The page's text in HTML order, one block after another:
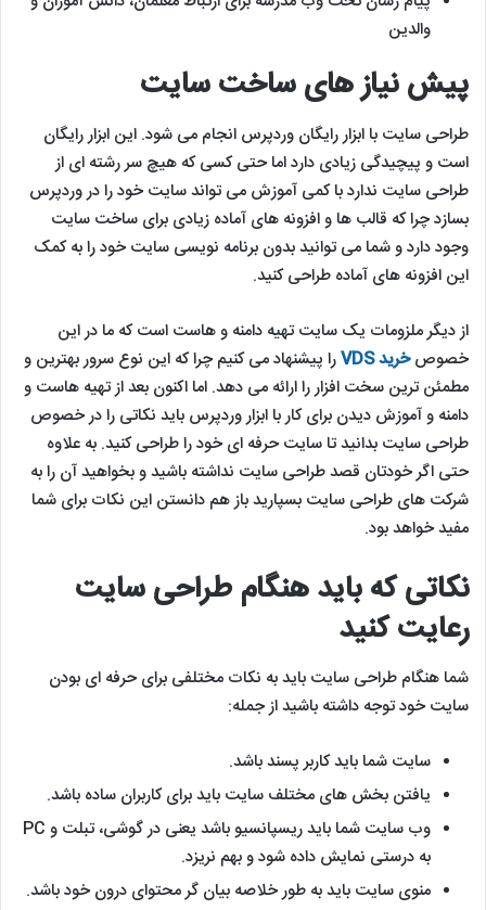
والدین
پیش نیاز های ساخت سایت
طراحی سایت با ابزار رایگان وردپرس انجام می شود. این ابزار رایگان
است و پیچیدگی زیادی دارد اما حتی کسی که هیچ سر رشته ای از
طراحی سایت ندارد با کمی آموزش می تواند سایت خود را در وردپرس
بسازد چرا که قالب ها و افزونه های آماده زیادی برای ساخت سایت
وجود دارد و شما می توانید بدون برنامه نویسی سایت خود را به کمک
این افزونه های آماده طراحی کنید.
از دیگر ملزومات یک سایت تهیه دامنه و هاست است که ما در این
خصوصخرید VDS
را پیشنهاد می کنیم چرا که این نوع سرور بهترین و
مطمئن ترین سخت افزار را ارائه می دهد. اما اکنون بعد از تهیه هاست و
دامنه و آموزش دیدن برای کار با ابزار وردپرس باید نکاتی را در خصوص
طراحی سایت بدانید تا سایت حرفه ای خود را طراحی کنید. به علاوه
حتی اگر خودتان قصد طراحی سایت نداشته باشید و بخواهید آن را به
شرکت های طراحی سایت بسپارید باز هم دانستن این نکات برای شما
مفید خواهد بود.
نکاتی که باید هنگام طراحی سایت
رعایت کنید
شما هنگام طراحی سایت باید به نکات مختلفی برای حرفه ای بودن
سایت خود توجه داشته باشید از جمله:
سایت شما باید کاربر پسند باشد.
یافتن بخش های مختلف سایت باید برای کاربران ساده باشد.
وب سایت شما باید ریسپانسیو باشد یعنی در گوشی، تبلت و PC
به درستی نمایش داده شود و بهم نریزد.
منوی سایت باید به طور خلاصه بیان گر محتوای درون خود باشد.